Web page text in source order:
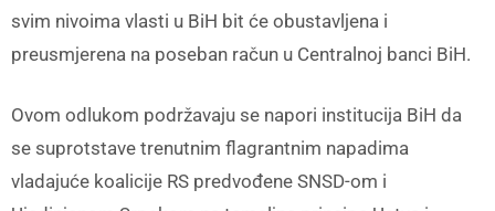
svim nivoima vlasti u BiH bit će obustavljena i
preusmjerena na poseban račun u Centralnoj banci BiH.
Ovom odlukom podržavaju se napori institucija BiH da
se suprotstave trenutnim flagrantnim napadima
vladajuće koalicije RS predvođene SNSD-om i